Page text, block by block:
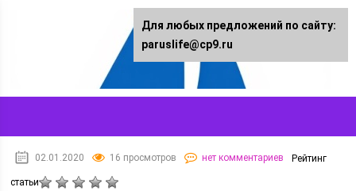
02.01.2020 16 просмотров нет комментариев Рейтинг
статьи
Для любых предложений по сайту:
paruslife@cp9.ru